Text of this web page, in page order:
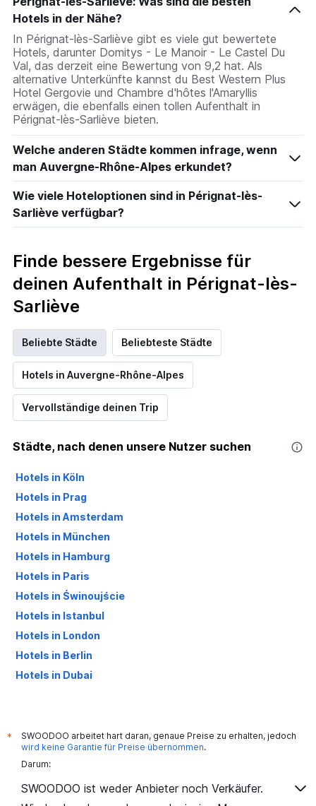
Hotels in der Nähe?
In Pérignat-lès-Sarliève gibt es viele gut bewertete
Hotels, darunter Domitys - Le Manoir - Le Castel Du
Val, das derzeit eine Bewertung von 9,2 hat. Als
alternative Unterkünfte kannst du Best Western Plus
Hotel Gergovie und Chambre d'hôtes l'Amaryllis
erwägen, die ebenfalls einen tollen Aufenthalt in
Pérignat-lès-Sarliève bieten.
Welche anderen Städte kommen infrage, wenn
man Auvergne-Rhône-Alpes erkundet?
Wie viele Hoteloptionen sind in Pérignat-lès-
Sarliève verfügbar?
Finde bessere Ergebnisse für
deinen Aufenthalt in Pérignat-lès-
Sarliève
Beliebte Städte Beliebteste Städte
Hotels in Auvergne-Rhône-Alpes
Vervollständige deinen Trip
Städte, nach denen unsere Nutzer suchen
Hotels in Köln
Hotels in Prag
Hotels in Amsterdam
Hotels in München
Hotels in Hamburg
Hotels in Paris
Hotels in Świnoujście
Hotels in Istanbul
Hotels in London
Hotels in Berlin
Hotels in Dubai
*
SWOODOO arbeitet hart daran, genaue Preise zu erhalten, jedoch
wird keine Garantie für Preise übernommen.
Darum:
SWOODOO ist weder Anbieter noch Verkäufer.